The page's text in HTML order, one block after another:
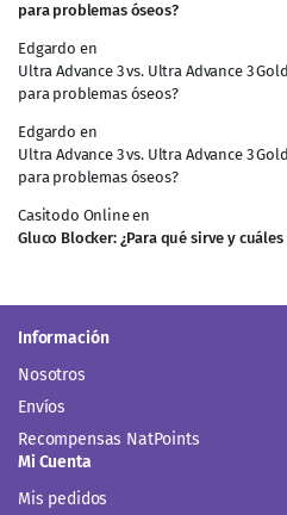
para problemas óseos?
Edgardo en
Ultra Advance 3 vs. Ultra Advance 3
para problemas óseos?
Edgardo en
Ultra Advance 3 vs. Ultra Advance 3
para problemas óseos?
Casitodo Onlineen
Gluco Blocker: ¿Para qué sirve y
Información
Nosotros
Envíos
Recompensas NatPoints
Mi Cuenta
Mis pedidos